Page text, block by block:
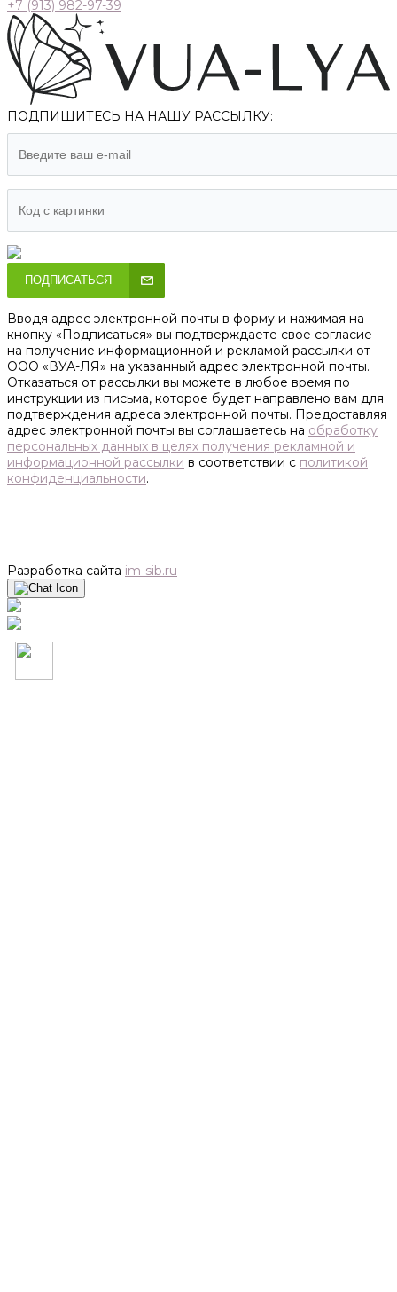
+7 (913) 982-97-39
ПОДПИШИТЕСЬ НА НАШУ РАССЫЛКУ:
ПОДПИСАТЬСЯ
Вводя адрес электронной почты в форму и нажимая на
кнопку «Подписаться» вы подтверждаете свое согласие
на получение информационной и рекламой рассылки от
ООО «ВУА-ЛЯ» на указанный адрес электронной почты.
Отказаться от рассылки вы можете в любое время по
инструкции из письма, которое будет направлено вам для
подтверждения адреса электронной почты. Предоставляя
адрес электронной почты вы соглашаетесь на обработку
персональных данных в целях получения рекламной и
информационной рассылки в соответствии с политикой
конфиденциальности.
Разработка сайта im-sib.ru